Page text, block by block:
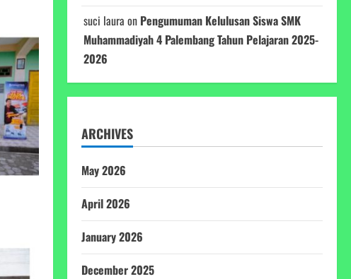
suci laura on Pengumuman Kelulusan Siswa SMK
Muhammadiyah 4 Palembang Tahun Pelajaran 2025-
2026
ARCHIVES
May 2026
April 2026
January 2026
December 2025